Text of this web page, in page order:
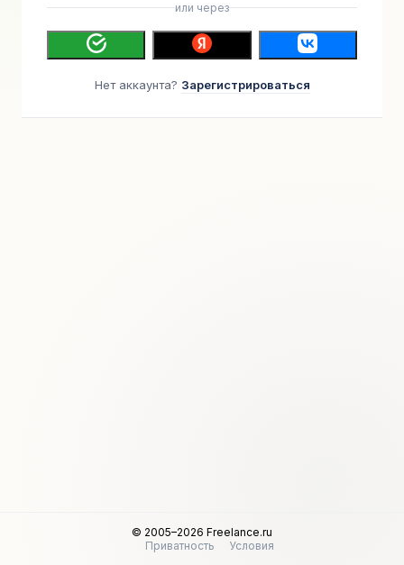
или через
Нет аккаунта? Зарегистрироваться
© 2005–2026 Freelance.ru
Приватность
Условия